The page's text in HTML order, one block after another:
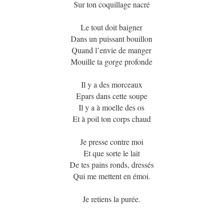
Sur ton coquillage nacré
Le tout doit baigner
Dans un puissant bouillon
Quand l’envie de manger
Mouille ta gorge profonde
Il y a des morceaux
Epars dans cette soupe
Il y a à moelle des os
Et à poil ton corps chaud
Je presse contre moi
Et que sorte le lait
De tes pains ronds, dressés
Qui me mettent en émoi.
Je retiens la purée.